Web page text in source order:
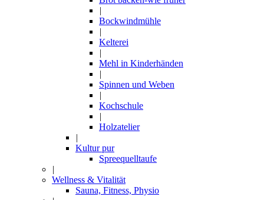
|
Bockwindmühle
|
Kelterei
|
Mehl in Kinderhänden
|
Spinnen und Weben
|
Kochschule
|
Holzatelier
|
Kultur pur
Spreequelltaufe
|
Wellness & Vitalität
Sauna, Fitness, Physio